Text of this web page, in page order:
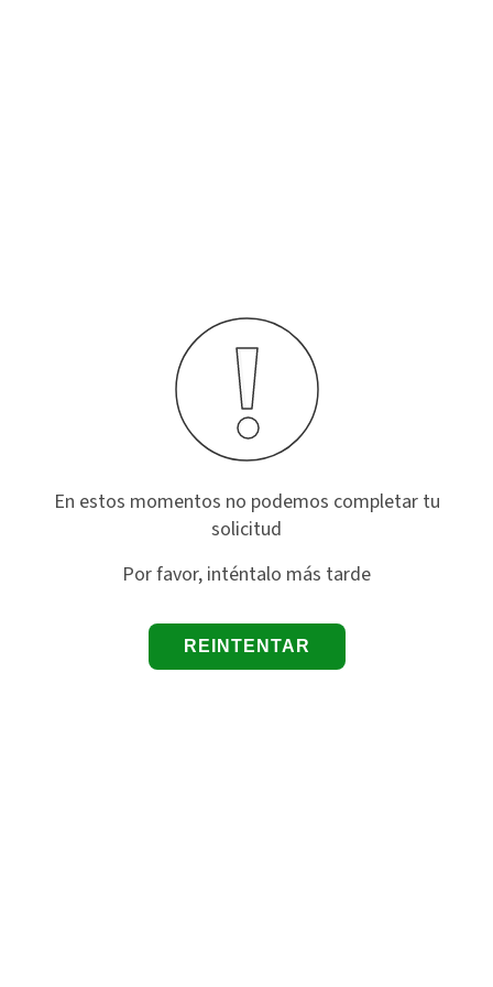
En estos momentos no podemos completar tu
solicitud
Por favor, inténtalo más tarde
REINTENTAR